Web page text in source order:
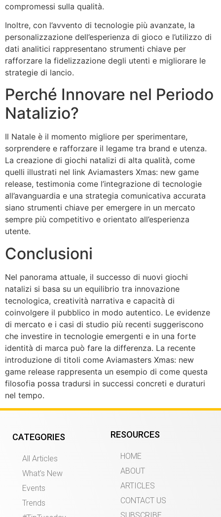
compromessi sulla qualità.
Inoltre, con l’avvento di tecnologie più avanzate, la
personalizzazione dell’esperienza di gioco e l’utilizzo di
dati analitici rappresentano strumenti chiave per
rafforzare la fidelizzazione degli utenti e migliorare le
strategie di lancio.
Perché Innovare nel Periodo
Natalizio?
Il Natale è il momento migliore per sperimentare,
sorprendere e rafforzare il legame tra brand e utenza.
La creazione di giochi natalizi di alta qualità, come
quelli illustrati nel link Aviamasters Xmas: new game
release, testimonia come l’integrazione di tecnologie
all’avanguardia e una strategia comunicativa accurata
siano strumenti chiave per emergere in un mercato
sempre più competitivo e orientato all’esperienza
utente.
Conclusioni
Nel panorama attuale, il successo di nuovi giochi
natalizi si basa su un equilibrio tra innovazione
tecnologica, creatività narrativa e capacità di
coinvolgere il pubblico in modo autentico. Le evidenze
di mercato e i casi di studio più recenti suggeriscono
che investire in tecnologie emergenti e in una forte
identità di marca può fare la differenza. La recente
introduzione di titoli come Aviamasters Xmas: new
game release rappresenta un esempio di come questa
filosofia possa tradursi in successi concreti e duraturi
nel tempo.
CATEGORIES
All Articles
What’s New
Events
Trends
RESOURCES
HOME
ABOUT
ARTICLES
CONTACT US